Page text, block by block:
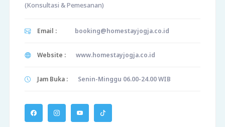
(Konsultasi & Pemesanan)
Email : booking@homestayjogja.co.id
Website : www.homestayjogja.co.id
Jam Buka : Senin-Minggu 06.00-24.00 WIB